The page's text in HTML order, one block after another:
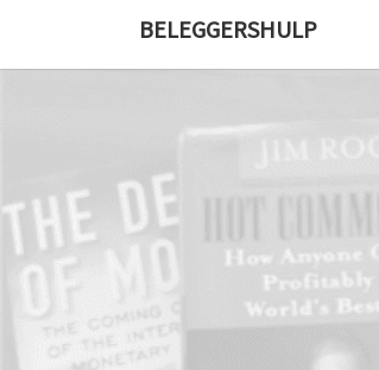
BELEGGERSHULP